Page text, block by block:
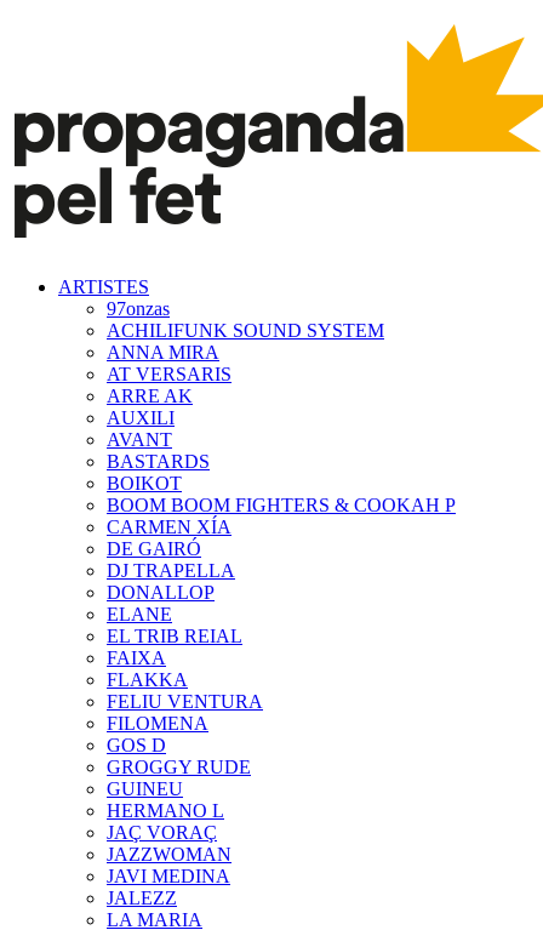
ARTISTES
97onzas
ACHILIFUNK SOUND SYSTEM
ANNA MIRA
AT VERSARIS
ARRE AK
AUXILI
AVANT
BASTARDS
BOIKOT
BOOM BOOM FIGHTERS & COOKAH P
CARMEN XÍA
DE GAIRÓ
DJ TRAPELLA
DONALLOP
ELANE
EL TRIB REIAL
FAIXA
FLAKKA
FELIU VENTURA
FILOMENA
GOS D
GROGGY RUDE
GUINEU
HERMANO L
JAÇ VORAÇ
JAZZWOMAN
JAVI MEDINA
JALEZZ
LA MARIA